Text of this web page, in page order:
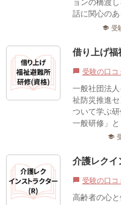
ョンの橋渡
話に関心の
school 受
借り上げ福
chat_bubble 受験の口コ
一般社団法
祉防災推進
ついて学ぶ
一般研修」と
school
介護レクイ
chat_bubble 受験の口コ
高齢者の心と